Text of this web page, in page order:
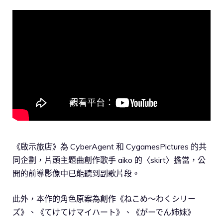
《啟示旅店》為 CyberAgent 和 CygamesPictures 的共
同企劃，片頭主題曲創作歌手 aiko 的〈skirt〉擔當，公
開的前導影像中已能聽到副歌片段。
此外，本作的角色原案為創作《ねこめ～わくシリー
ズ》、《てけてけマイハート》、《がーでん姉妹》